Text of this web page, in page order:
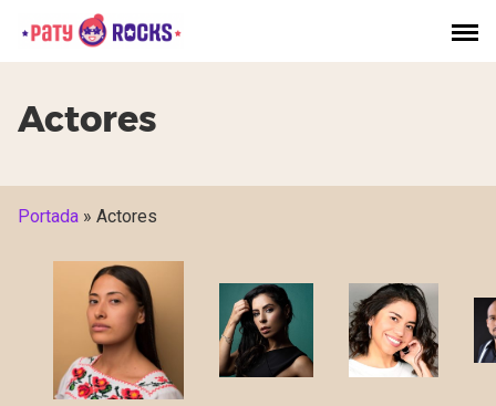
contenido
Actores
Portada » Actores